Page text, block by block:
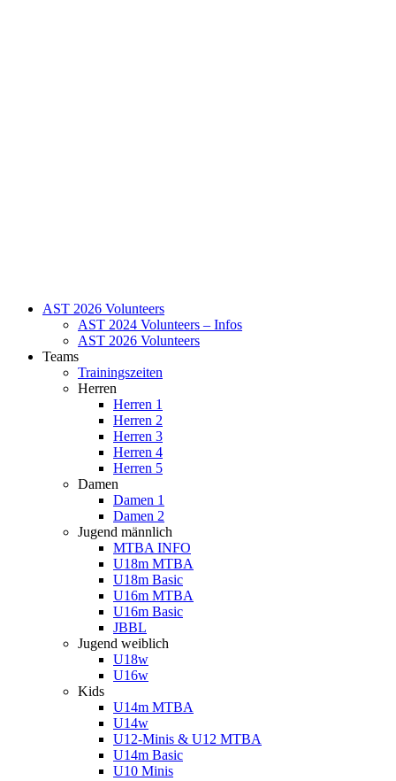
AST 2026 Volunteers
AST 2024 Volunteers – Infos
AST 2026 Volunteers
Teams
Trainingszeiten
Herren
Herren 1
Herren 2
Herren 3
Herren 4
Herren 5
Damen
Damen 1
Damen 2
Jugend männlich
MTBA INFO
U18m MTBA
U18m Basic
U16m MTBA
U16m Basic
JBBL
Jugend weiblich
U18w
U16w
Kids
U14m MTBA
U14w
U12-Minis & U12 MTBA
U14m Basic
U10 Minis